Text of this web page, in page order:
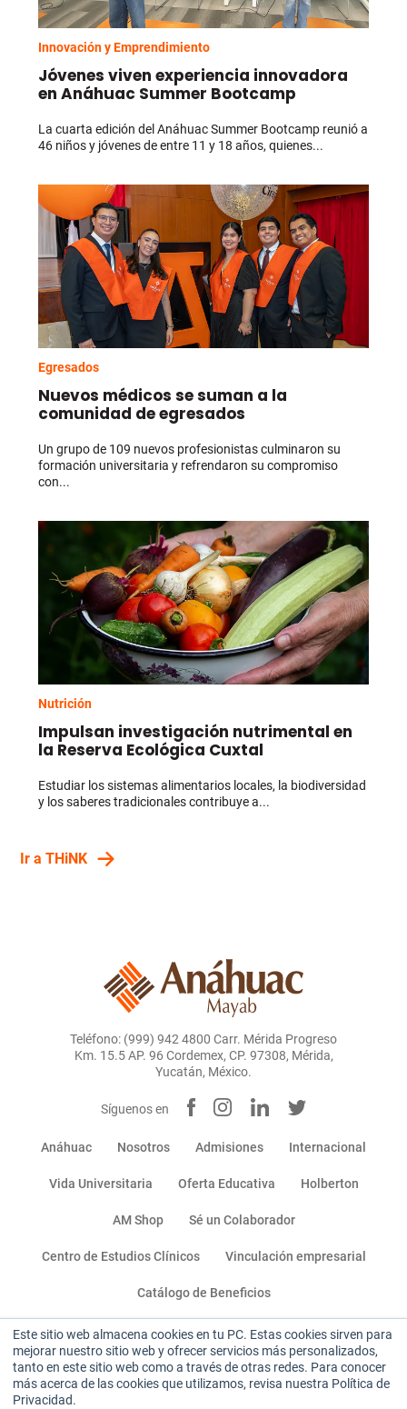
Este sitio web almacena cookies en tu PC. Estas cookies sirven para
mejorar nuestro sitio web y ofrecer servicios más personalizados,
tanto en este sitio web como a través de otras redes. Para conocer
más acerca de las cookies que utilizamos, revisa nuestra Política de
Privacidad.
Innovación y Emprendimiento
Jóvenes viven experiencia innovadora
en Anáhuac Summer Bootcamp
La cuarta edición del Anáhuac Summer Bootcamp reunió a
46 niños y jóvenes de entre 11 y 18 años, quienes...
Egresados
Nuevos médicos se suman a la
comunidad de egresados
Un grupo de 109 nuevos profesionistas culminaron su
formación universitaria y refrendaron su compromiso
con...
Nutrición
Impulsan investigación nutrimental en
la Reserva Ecológica Cuxtal
Estudiar los sistemas alimentarios locales, la biodiversidad
y los saberes tradicionales contribuye a...
Ir a THiNK
Teléfono: (999) 942 4800 Carr. Mérida Progreso
Km. 15.5 AP. 96 Cordemex, CP. 97308, Mérida,
Yucatán, México.
Síguenos en
Anáhuac Nosotros Admisiones Internacional
Vida Universitaria Oferta Educativa Holberton
AM Shop Sé un Colaborador
Centro de Estudios Clínicos Vinculación empresarial
Catálogo de Beneficios
Miembro de: